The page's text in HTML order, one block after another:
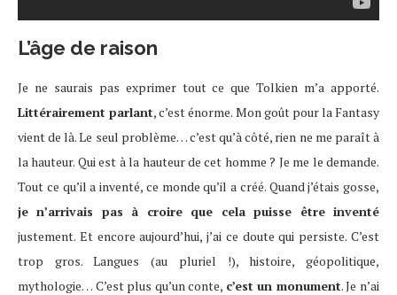
L’âge de raison
Je ne saurais pas exprimer tout ce que Tolkien m’a apporté.
Littérairement parlant, c’est énorme. Mon goût pour la Fantasy
vient de là. Le seul problème… c’est qu’à côté, rien ne me paraît à
la hauteur. Qui est à la hauteur de cet homme ? Je me le demande.
Tout ce qu’il a inventé, ce monde qu’il a créé. Quand j’étais gosse,
je n’arrivais pas à croire que cela puisse être inventé
justement. Et encore aujourd’hui, j’ai ce doute qui persiste. C’est
trop gros. Langues (au pluriel !), histoire, géopolitique,
mythologie… C’est plus qu’un conte, c’est un monument. Je n’ai